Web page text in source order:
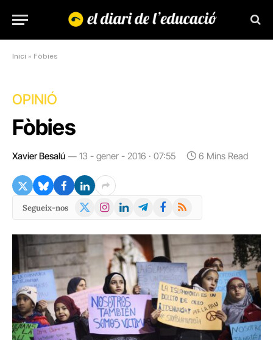
Inici » Fòbies
OPINIÓ
Fòbies
Xavier Besalú 13 - gener - 2016 · 07:55 6 Mins Read
Segueix-nos
X
Instagram
LinkedInTelegramFacebook
RSS